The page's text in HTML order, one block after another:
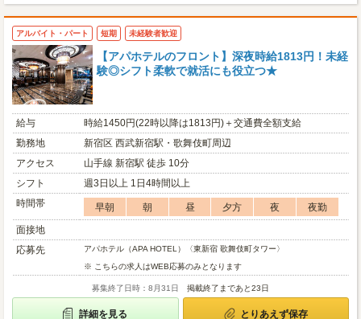
アルバイト・パート 短期 未経験者歓迎
【アパホテルのフロント】深夜時給1813円！未経
験◎シフト柔軟で就活にも役立つ★
給与
時給1450円(22時以降は1813円)＋交通費全額支給
勤務地
新宿区 西武新宿駅・歌舞伎町周辺
アクセス
山手線 新宿駅 徒歩 10分
シフト
週3日以上 1日4時間以上
時間帯
早朝 朝 昼 夕方 夜
夜勤
面接地
応募先
アパホテル（APA HOTEL）〈東新宿 歌舞伎町タワー〉
※ こちらの求人はWEB応募のみとなります
募集終了日時：8月31日 掲載終了まであと23日
詳細を見る とりあえず保存